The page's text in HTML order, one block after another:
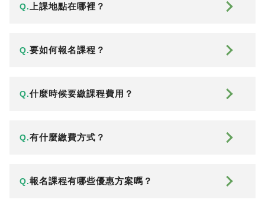
Q. 上課地點在哪裡？
Q.要如何報名課程？
Q.什麼時候要繳課程費用？
Q.有什麼繳費方式？
Q.報名課程有哪些優惠方案嗎？